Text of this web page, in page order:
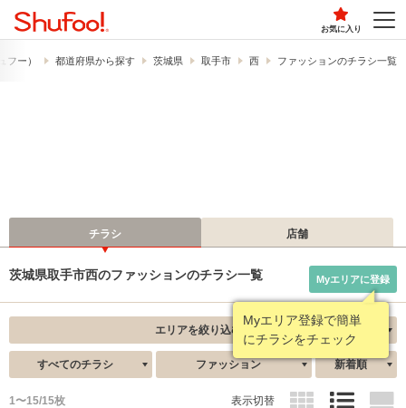
お気に入り
フー） 都道府県から探す 茨城県 取手市 西 ファッションのチラシ一覧
チラシ 店舗
茨城県取手市西のファッションのチラシ一覧
Myエリア登録で簡単
にチラシをチェック
Myエリアに登録
エリアを絞り込む
すべてのチラシ ファッション 新着順
1〜15/15枚 表示切替